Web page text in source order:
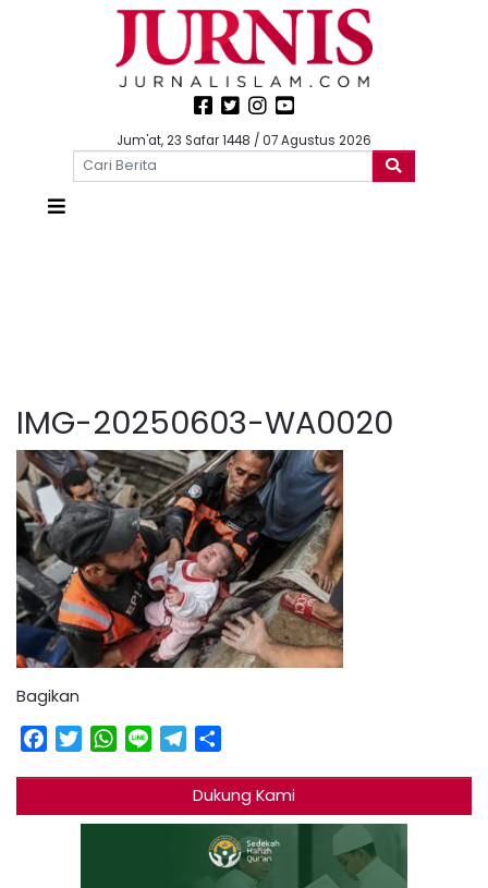
Jum'at, 23 Safar 1448 / 07 Agustus 2026
IMG-20250603-WA0020
Bagikan
Facebook
TwitterWhatsApp
Line Telegram
Dukung Kami